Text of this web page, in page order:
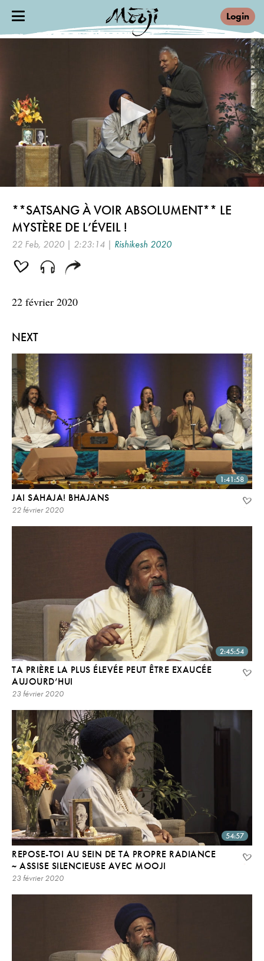
Login
hours,
minutes,
seconds
NEXT
1:41:58
JAI SAHAJA! BHAJANS
22 février 2020
2:45:54
TA PRIÈRE LA PLUS ÉLEVÉE PEUT ÊTRE EXAUCÉE
AUJOURD’HUI
23 février 2020
54:57
REPOSE-TOI AU SEIN DE TA PROPRE RADIANCE
~ ASSISE SILENCIEUSE AVEC MOOJI
23 février 2020
**SATSANG À VOIR ABSOLUMENT** LE
MYSTÈRE DE L’ÉVEIL !
22 Feb, 2020 | 2:23:14 | Rishikesh 2020
22 février 2020